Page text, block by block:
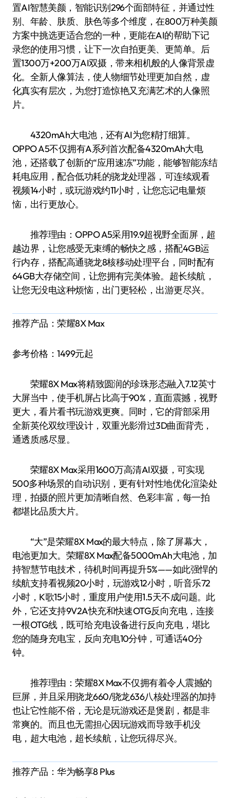
置AI智慧美颜，智能识别296个面部特征，并通过性
别、年龄、肤质、肤色等多个维度，在800万种美颜
方案中挑选更适合您的一种，更能在AI的帮助下记
录您的使用习惯，让下一次自拍更美、更简单。后
置1300万+200万AI双摄，带来相机般的人像背景虚
化。全新人像算法，使人物细节处理更加自然，虚
化真实有层次，为您打造惊艳又充满艺术的人像照
片。
4320mAh大电池，还有AI为您精打细算。
OPPO A5不仅拥有A系列首次配备4320mAh大电
池，还搭载了创新的“应用速冻”功能，能够智能冻结
耗电应用，配合低功耗的骁龙处理器，可连续观看
视频14小时，或玩游戏约11小时，让您忘记电量烦
恼，出行更放心。
推荐理由：OPPO A5采用19.9超视野全面屏，超
越边界，让您感受无束缚的畅快之感，搭配4GB运
行内存，搭配高通骁龙8核移动处理平台，同时配有
64GB大存储空间，让您拥有完美体验。超长续航，
让您无没电这种烦恼，出门更轻松，出游更尽兴。
推荐产品：荣耀8X Max
参考价格：1499元起
荣耀8X Max将精致圆润的珍珠形态融入7.12英寸
大屏当中，使手机屏占比高于90%，直面震撼，视野
更大，看片看书玩游戏更爽。同时，它的背部采用
全新英伦双纹理设计，双重光影滑过3D曲面背壳，
通透质感尽显。
荣耀8X Max采用1600万高清AI双摄，可实现
500多种场景的自动识别，更有针对性地优化渲染处
理，拍摄的照片更加清晰自然、色彩丰富，每一拍
都堪比品质大片。
“大”是荣耀8X Max的最大特点，除了屏幕大，
电池更加大。荣耀8X Max配备5000mAh大电池，加
持智慧节电技术，待机时间再提升5%——如此强悍的
续航支持看视频20小时，玩游戏12小时，听音乐72
小时，K歌15小时，重度用户使用1.5天不成问题。此
外，它还支持9V2A快充和快速OTG反向充电，连接
一根OTG线，既可给充电设备进行反向充电，堪比
您的随身充电宝，反向充电10分钟，可通话40分
钟。
推荐理由：荣耀8X Max不仅拥有着令人震撼的
巨屏，并且采用骁龙660/骁龙636八核处理器的加持
也让它性能不俗，无论是玩游戏还是煲剧，都是非
常爽的。而且也无需担心因玩游戏而导致手机没
电，超大电池，超长续航，让您玩得尽兴。
推荐产品：华为畅享8 Plus